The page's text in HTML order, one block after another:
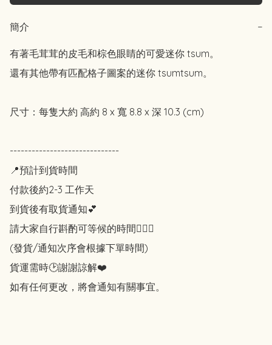
簡介 −
有著毛茸茸的皮毛和棕色眼睛的可愛迷你 tsum。
還有其他帶有匹配格子圖案的迷你 tsumtsum。
尺寸：每隻大約 高約 8 x 寬 8.8 x 深 10.3 (cm)
------------------------------
📍預計到貨時間
付款後約2-3 工作天
到貨後有取貨通知💕
請大家自行斟酌可等候的時間🙇🏻‍♀️
(發貨/通知次序會根據下單時間)
貨運需時🕑謝謝諒解❤️
如有任何更改，將會通知有關事宜。